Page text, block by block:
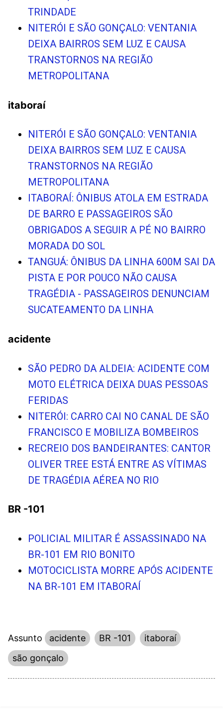
TRINDADE
NITERÓI E SÃO GONÇALO: VENTANIA
DEIXA BAIRROS SEM LUZ E CAUSA
TRANSTORNOS NA REGIÃO
METROPOLITANA
itaboraí
NITERÓI E SÃO GONÇALO: VENTANIA
DEIXA BAIRROS SEM LUZ E CAUSA
TRANSTORNOS NA REGIÃO
METROPOLITANA
ITABORAÍ: ÔNIBUS ATOLA EM ESTRADA
DE BARRO E PASSAGEIROS SÃO
OBRIGADOS A SEGUIR A PÉ NO BAIRRO
MORADA DO SOL
TANGUÁ: ÔNIBUS DA LINHA 600M SAI DA
PISTA E POR POUCO NÃO CAUSA
TRAGÉDIA - PASSAGEIROS DENUNCIAM
SUCATEAMENTO DA LINHA
acidente
SÃO PEDRO DA ALDEIA: ACIDENTE COM
MOTO ELÉTRICA DEIXA DUAS PESSOAS
FERIDAS
NITERÓI: CARRO CAI NO CANAL DE SÃO
FRANCISCO E MOBILIZA BOMBEIROS
RECREIO DOS BANDEIRANTES: CANTOR
OLIVER TREE ESTÁ ENTRE AS VÍTIMAS
DE TRAGÉDIA AÉREA NO RIO
BR -101
POLICIAL MILITAR É ASSASSINADO NA
BR-101 EM RIO BONITO
MOTOCICLISTA MORRE APÓS ACIDENTE
NA BR-101 EM ITABORAÍ
Assunto acidente BR -101
itaboraí
são gonçalo